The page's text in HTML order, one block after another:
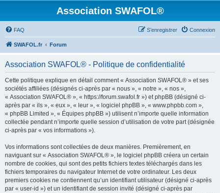
Association SWAFOL®
FAQ Connexion
S’enregistrer
SWAFOL.fr Forum
Association SWAFOL® - Politique de confidentialité
Cette politique explique en détail comment « Association SWAFOL® » et ses
sociétés affiliées (désignés ci-après par « nous », « notre », « nos »,
« Association SWAFOL® », « https://forum.swafol.fr ») et phpBB (désigné ci-
après par « ils », « eux », « leur », « logiciel phpBB », « www.phpbb.com »,
« phpBB Limited », « Équipes phpBB ») utilisent n’importe quelle information
collectée pendant n’importe quelle session d’utilisation de votre part (désignée
ci-après par « vos informations »).
Vos informations sont collectées de deux manières. Premièrement, en
naviguant sur « Association SWAFOL® », le logiciel phpBB créera un certain
nombre de cookies, qui sont des petits fichiers textes téléchargés dans les
fichiers temporaires du navigateur Internet de votre ordinateur. Les deux
premiers cookies ne contiennent qu’un identifiant utilisateur (désigné ci-après
par « user-id ») et un identifiant de session invité (désigné ci-après par